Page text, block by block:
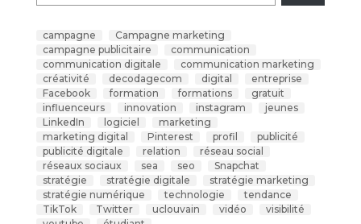
campagne
Campagne marketing
campagne publicitaire
communication
communication digitale
communication marketing
créativité
decodagecom digital
entreprise
Facebook
formation formations
gratuit
influenceurs
innovation instagram
jeunes
LinkedIn
logiciel
marketing
marketing digital
Pinterest profil
publicité
publicité digitale
relation
réseau social
réseaux sociaux
sea seo
Snapchat
stratégie
stratégie digitale
stratégie marketing
stratégie numérique
technologie
tendance
TikTok
Twitter uclouvain vidéo
visibilité